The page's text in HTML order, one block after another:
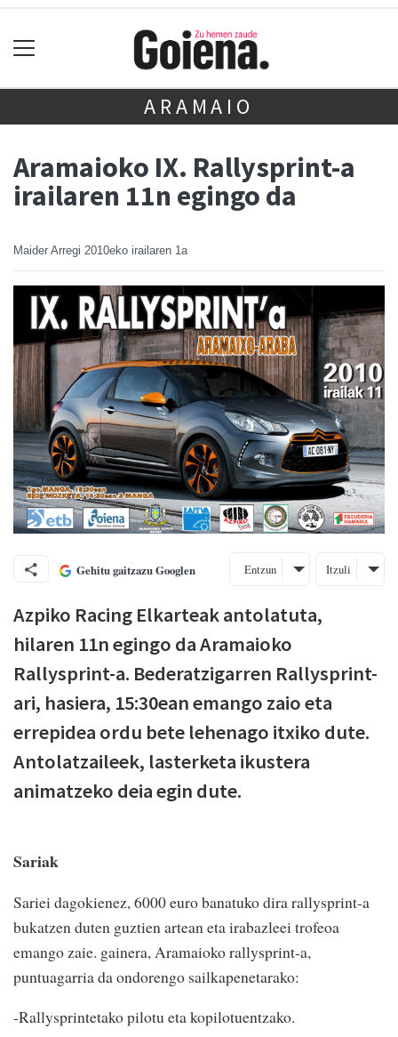
ARAMAIO
Aramaioko IX. Rallysprint-a
irailaren 11n egingo da
Maider Arregi 2010eko irailaren 1a
Gehitu gaitzazu Googlen Entzun Itzuli
Azpiko Racing Elkarteak antolatuta,
hilaren 11n egingo da Aramaioko
Rallysprint-a. Bederatzigarren Rallysprint-
ari, hasiera, 15:30ean emango zaio eta
errepidea ordu bete lehenago itxiko dute.
Antolatzaileek, lasterketa ikustera
animatzeko deia egin dute.
Sariak
Sariei dagokienez, 6000 euro banatuko dira rallysprint-a
bukatzen duten guztien artean eta irabazleei trofeoa
emango zaie. gainera, Aramaioko rallysprint-a,
puntuagarria da ondorengo sailkapenetarako:
-Rallysprintetako pilotu eta kopilotuentzako.